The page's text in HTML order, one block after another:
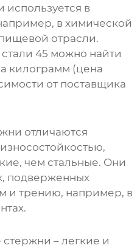
используется в
в химической
отрасли.
45 можно найти
килограмм (цена
от поставщика
отличаются
чем стальные. Они
подверженных
и трению, например, в
стержни – легкие и